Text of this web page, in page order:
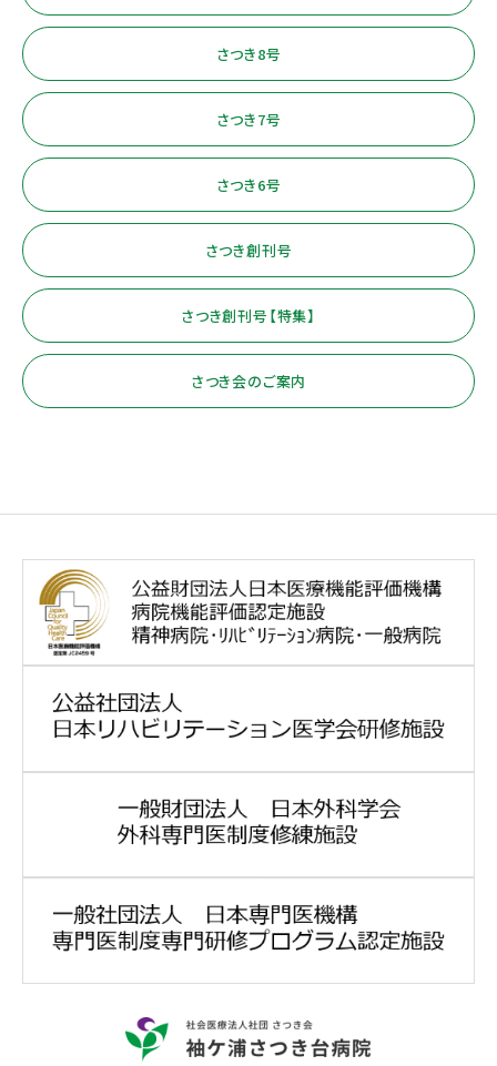
さつき8号
さつき7号
さつき6号
さつき創刊号
さつき創刊号【特集】
さつき会のご案内